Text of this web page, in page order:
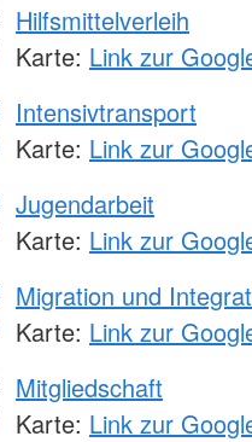
Hilfsmittelverleih
Karte: Link zur
Intensivtransport
Karte: Link zur
Jugendarbeit
Karte: Link zur
Migration und
Karte: Link zur
Mitgliedschaft
Karte: Link zur